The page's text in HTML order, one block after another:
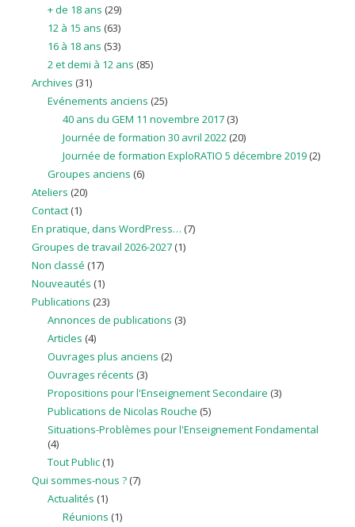
+ de 18 ans (29)
12 à 15 ans (63)
16 à 18 ans (53)
2 et demi à 12 ans (85)
Archives (31)
Evénements anciens (25)
40 ans du GEM 11 novembre 2017 (3)
Journée de formation 30 avril 2022 (20)
Journée de formation ExploRATIO 5 décembre 2019 (2)
Groupes anciens (6)
Ateliers (20)
Contact (1)
En pratique, dans WordPress… (7)
Groupes de travail 2026-2027 (1)
Non classé (17)
Nouveautés (1)
Publications (23)
Annonces de publications (3)
Articles (4)
Ouvrages plus anciens (2)
Ouvrages récents (3)
Propositions pour l'Enseignement Secondaire (3)
Publications de Nicolas Rouche (5)
Situations-Problèmes pour l'Enseignement Fondamental
(4)
Tout Public(1)
Qui sommes-nous ? (7)
Actualités (1)
Réunions (1)